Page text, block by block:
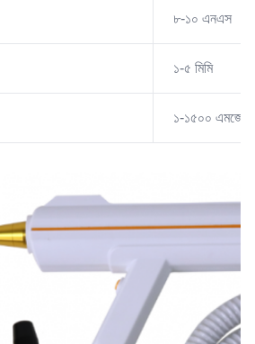
৮-১০ এনএস
১-৫ মিমি
১-১৫০০ এমজে